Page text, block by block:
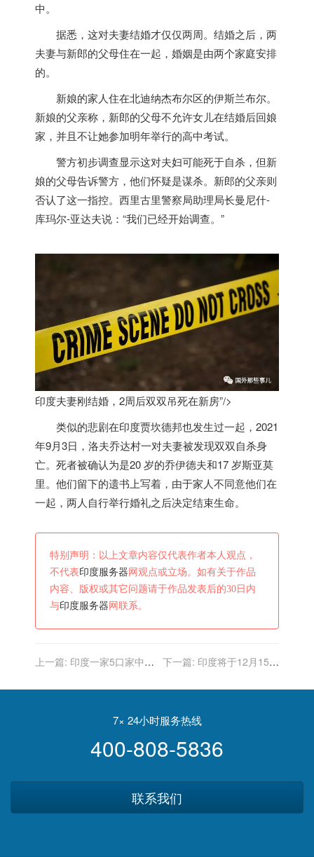
中。
据悉，这对夫妻结婚才仅仅两周。结婚之后，两
夫妻与新郎的父母住在一起，婚姻是由两个家庭安排
的。
新娘的家人住在北迪纳杰布尔区的伊斯兰布尔。
新娘的父亲称，新郎的父母不允许女儿在结婚后回娘
家，并且不让她参加明年举行的高中考试。
警方初步调查显示这对夫妇可能死于自杀，但新
娘的父母告诉警方，他们怀疑是谋杀。新郎的父亲则
否认了这一指控。西里古里警察局助理局长曼尼什-
库玛尔-亚达夫说：“我们已经开始调查。”
印度夫妻刚结婚，2周后双双吊死在新房”/>
类似的悲剧在印度贾坎德邦也发生过一起，2021
年9月3日，洛夫乔达村一对夫妻被发现双双自杀身
亡。死者被确认为是20 岁的乔伊德夫和17 岁斯亚莫
里。他们留下的遗书上写着，由于家人不同意他们在
一起，两人自行举行婚礼之后决定结束生命。
特别声明：以上文章内容仅代表作者本人观点，
不代表印度服务器 网观点或立场。如有关于作品
内容、版权或其它问题请于作品发表后的30日内
与印度服务器 网联系。
上一篇: 印度一家5口家中睡
身亡
下一篇: 印度将于12月15日
7× 24小时服务热线
400-808-5836
联系我们